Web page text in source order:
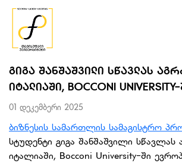
ᲒᲘᲒᲐ ᲨᲐᲜᲨᲐᲨᲕᲘᲚᲘ ᲡᲬᲐᲕᲚᲐᲡ
ᲘᲢᲐᲚᲘᲐᲨᲘ, BOCCONI
01 დეკემბერი 2025
ბიზნესის სამართლის სამაგისტრო
სტუდენტი გიგა შანშაშვილი სწავლას
იტალიაში, Bocconi University-ში